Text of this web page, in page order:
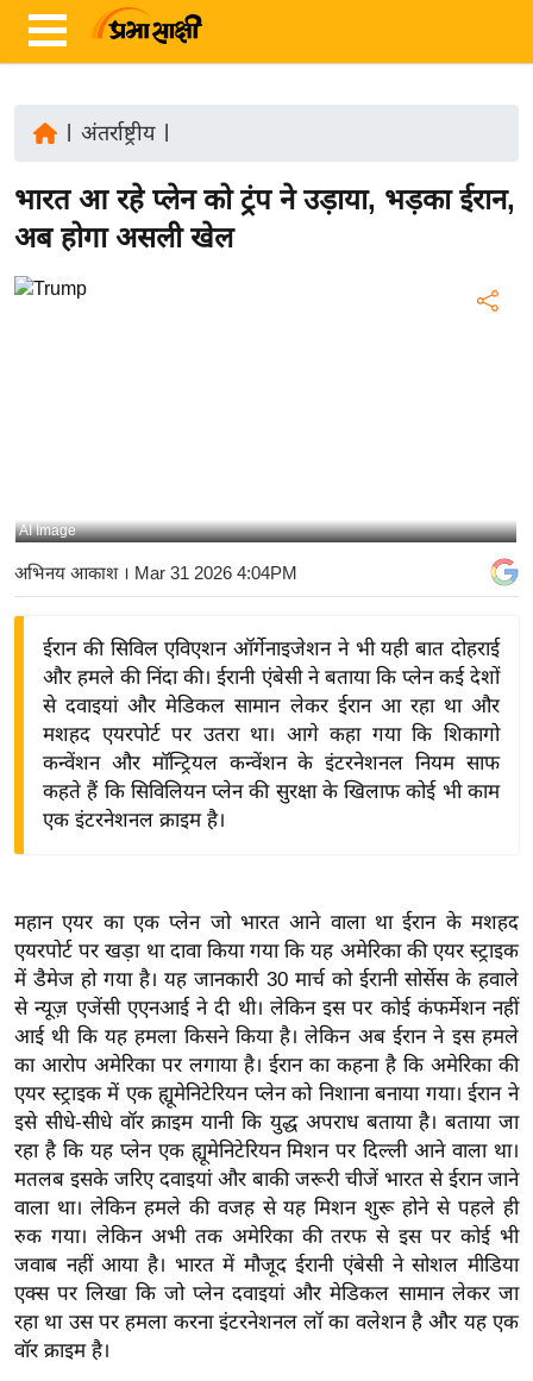
ज़ा
ख
र
ष्ट्री
य
बि
द्यो
वि
शे
ष
ज्ञ
रा
य
ब
ज
ट
खे
ल
क्रि
के
ट
अंतर्राष्ट्रीय|
भारत आ रहे प्लेन को ट्रंप ने उड़ाया, भड़का ईरान,
अब होगा असली खेल
AI Image
अभिनय आकाश। Mar 31 2026 4:04PM
ईरान की सिविल एविएशन ऑर्गेनाइजेशन ने भी यही बात दोहराई
और हमले की निंदा की। ईरानी एंबेसी ने बताया कि प्लेन कई देशों
से दवाइयां और मेडिकल सामान लेकर ईरान आ रहा था और
मशहद एयरपोर्ट पर उतरा था। आगे कहा गया कि शिकागो
कन्वेंशन और मॉन्ट्रियल कन्वेंशन के इंटरनेशनल नियम साफ
कहते हैं कि सिविलियन प्लेन की सुरक्षा के खिलाफ कोई भी काम
एक इंटरनेशनल क्राइम है।
महान एयर का एक प्लेन जो भारत आने वाला था ईरान के मशहद
एयरपोर्ट पर खड़ा था दावा किया गया कि यह अमेरिका की एयर स्ट्राइक
में डैमेज हो गया है। यह जानकारी 30 मार्च को ईरानी सोर्सेस के हवाले
से न्यूज़ एजेंसी एएनआई ने दी थी। लेकिन इस पर कोई कंफर्मेशन नहीं
आई थी कि यह हमला किसने किया है। लेकिन अब ईरान ने इस हमले
का आरोप अमेरिका पर लगाया है। ईरान का कहना है कि अमेरिका की
एयर स्ट्राइक में एक ह्यूमेनिटेरियन प्लेन को निशाना बनाया गया। ईरान ने
इसे सीधे-सीधे वॉर क्राइम यानी कि युद्ध अपराध बताया है। बताया जा
रहा है कि यह प्लेन एक ह्यूमेनिटेरियन मिशन पर दिल्ली आने वाला था।
मतलब इसके जरिए दवाइयां और बाकी जरूरी चीजें भारत से ईरान जाने
वाला था। लेकिन हमले की वजह से यह मिशन शुरू होने से पहले ही
रुक गया। लेकिन अभी तक अमेरिका की तरफ से इस पर कोई भी
जवाब नहीं आया है। भारत में मौजूद ईरानी एंबेसी ने सोशल मीडिया
एक्स पर लिखा कि जो प्लेन दवाइयां और मेडिकल सामान लेकर जा
रहा था उस पर हमला करना इंटरनेशनल लॉ का वलेशन है और यह एक
वॉर क्राइम है।